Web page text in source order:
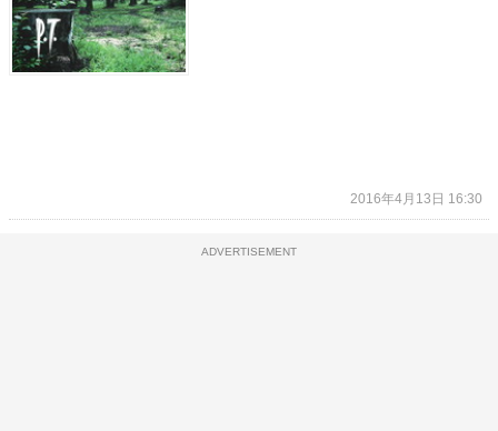
2016年4月13日 16:30
ADVERTISEMENT